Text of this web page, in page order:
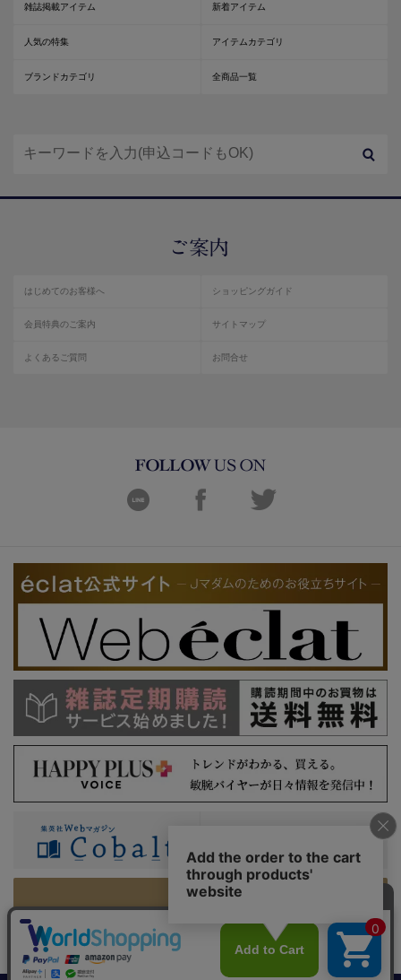
雑誌掲載アイテム 新着アイテム
人気の特集 アイテムカテゴリ
ブランドカテゴリ 全商品一覧
はじめてのお客様へ ショッピングガイド
会員特典のご案内 サイトマップ
よくあるご質問 お問合せ
PC版を表示
利用規約 特定商取引法に基づく表示 プライバシーガイドライン